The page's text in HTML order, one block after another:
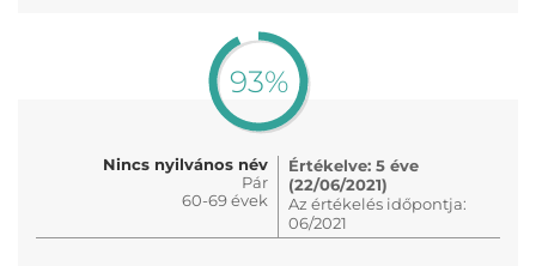
93%
Nincs nyilvános név
Pár
60-69 évek
Értékelve: 5 éve
(22/06/2021)
Az értékelés időpontja:
06/2021